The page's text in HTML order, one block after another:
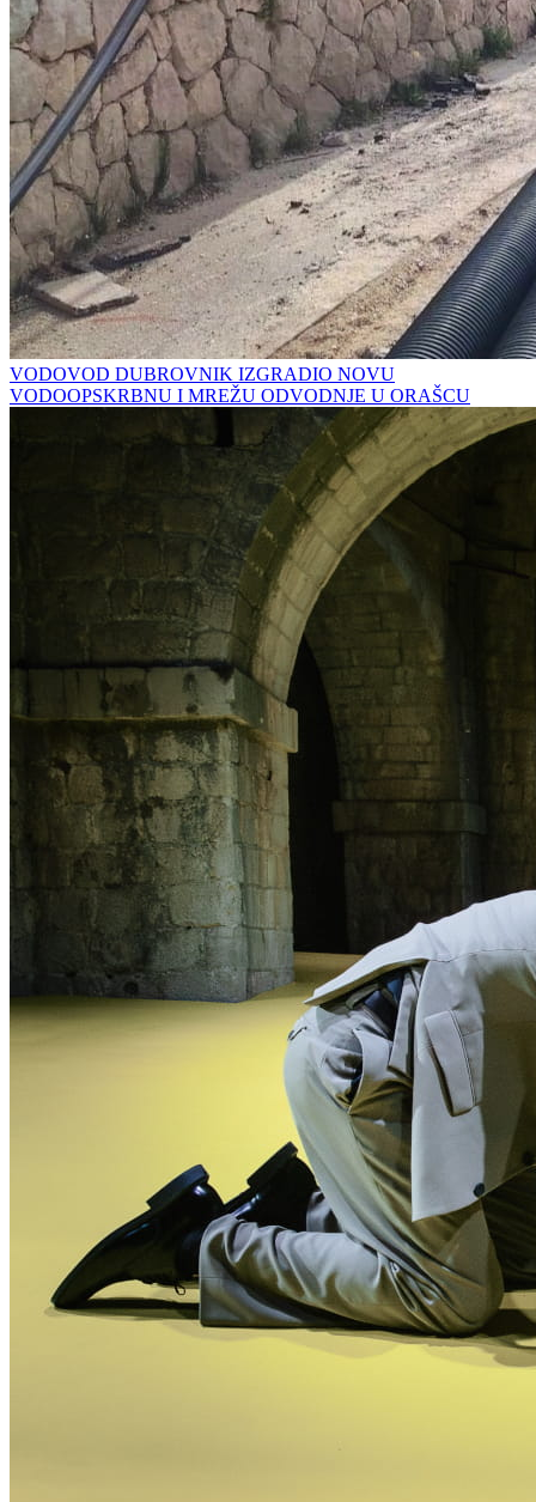
VODOVOD DUBROVNIK IZGRADIO NOVU
VODOOPSKRBNU I MREŽU ODVODNJE U ORAŠCU